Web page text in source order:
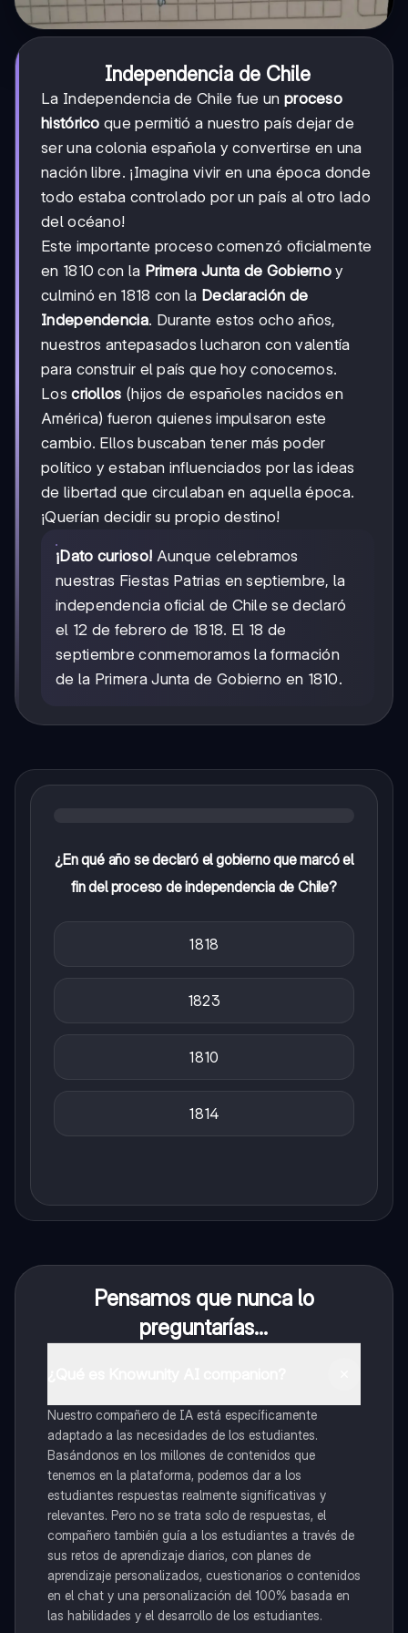
Independencia de Chile
La Independencia de Chile fue un proceso
histórico que permitió a nuestro país dejar de
ser una colonia española y convertirse en una
nación libre. ¡Imagina vivir en una época donde
todo estaba controlado por un país al otro lado
del océano!
Este importante proceso comenzó oficialmente
en 1810 con la Primera Junta de Gobierno y
culminó en 1818 con la Declaración de
Independencia. Durante estos ocho años,
nuestros antepasados lucharon con valentía
para construir el país que hoy conocemos.
Loscriollos (hijos de españoles nacidos en
América) fueron quienes impulsaron este
cambio. Ellos buscaban tener más poder
político y estaban influenciados por las ideas
de libertad que circulaban en aquella época.
¡Querían decidir su propio destino!
¡Dato curioso! Aunque celebramos
nuestras Fiestas Patrias en septiembre, la
independencia oficial de Chile se declaró
el 12 de febrero de 1818. El 18 de
septiembre conmemoramos la formación
de la Primera Junta de Gobierno en 1810.
¿En qué año se declaró el gobierno que marcó el
fin del proceso de independencia de Chile?
1818
1823
1810
1814
Pensamos que nunca lo
preguntarías...
Nuestro compañero de IA está específicamente
adaptado a las necesidades de los estudiantes.
Basándonos en los millones de contenidos que
tenemos en la plataforma, podemos dar a los
estudiantes respuestas realmente significativas y
relevantes. Pero no se trata solo de respuestas, el
compañero también guía a los estudiantes a través de
sus retos de aprendizaje diarios, con planes de
aprendizaje personalizados, cuestionarios o contenidos
en el chat y una personalización del 100% basada en
las habilidades y el desarrollo de los estudiantes.